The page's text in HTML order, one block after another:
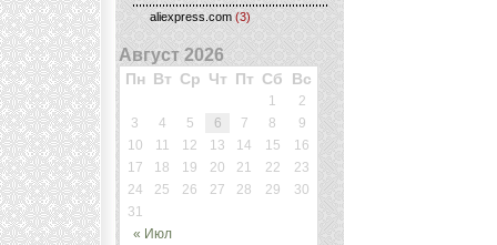
aliexpress.com (3)
Август 2026
Пн Вт Ср Чт Пт Сб Вс
« Июл
1
2
3
4 5 6 7 8
9
10
11 12 13 14 15
16
17
18 19 20 21 22
23
24
25 26 27 28 29
30
31